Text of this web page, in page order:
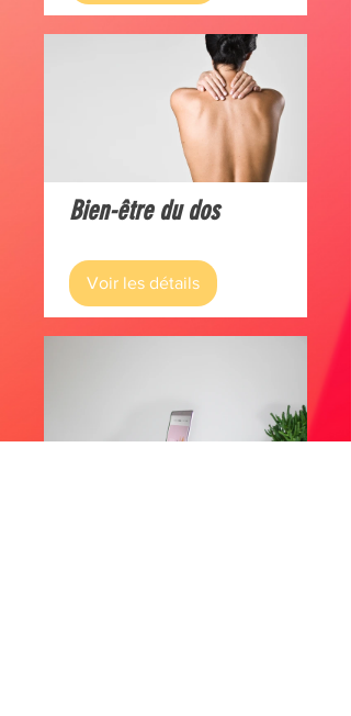
Bien-être du dos
Voir les détails